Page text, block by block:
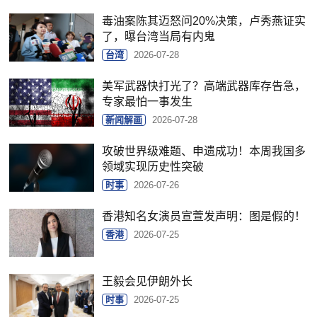
毒油案陈其迈怒问20%决策，卢秀燕证实
了，曝台湾当局有内鬼
台湾 2026-07-28
美军武器快打光了？高端武器库存告急，
专家最怕一事发生
新闻解画 2026-07-28
攻破世界级难题、申遗成功！本周我国多
领域实现历史性突破
时事 2026-07-26
香港知名女演员宣萱发声明：图是假的！
香港 2026-07-25
王毅会见伊朗外长
时事 2026-07-25